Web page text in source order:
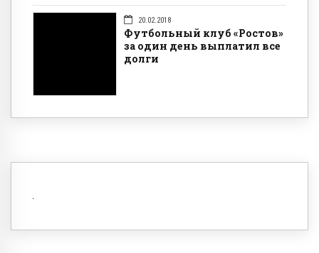
20.02.2018
Футбольный клуб «Ростов»
за один день выплатил все
долги